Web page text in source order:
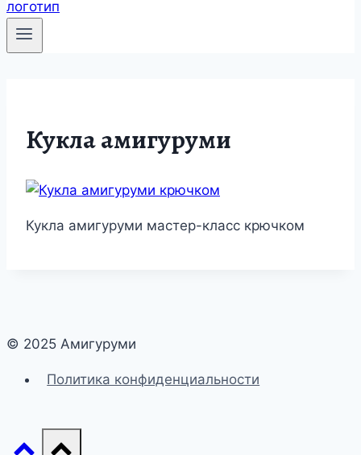
Кукла амигуруми
Кукла амигуруми мастер-класс крючком
© 2025 Амигуруми
Политика конфиденциальности